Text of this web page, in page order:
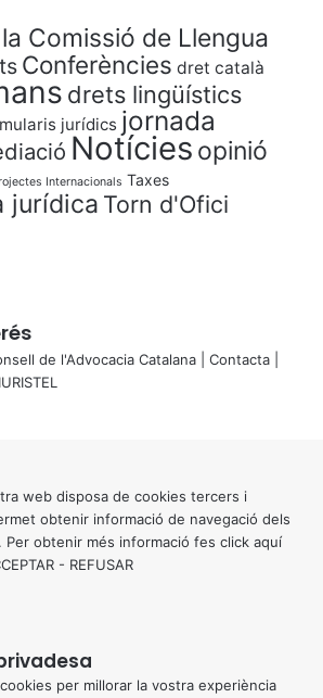
Comissió de Llengua
Conferències dret català
drets lingüístics
jurídics jornada
Notícies opinió
Internacionals Taxes
jurídica Torn d'Ofici
de l'Advocacia Catalana | Contacta
IURISTEL
web disposa de cookies tercers i
obtenir informació de navegació dels
Per obtenir més informació fes click aquí
- REFUSAR
per millorar la vostra experiència